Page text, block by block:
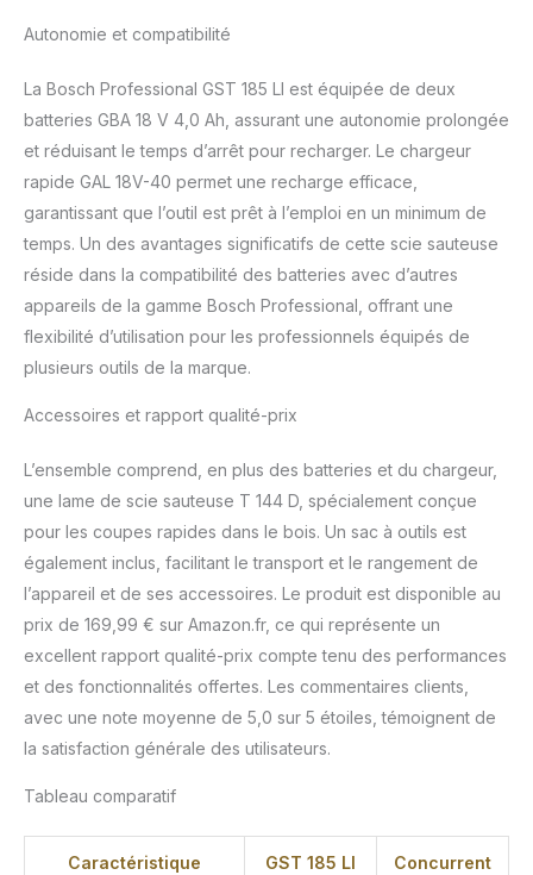
Autonomie et compatibilité
La Bosch Professional GST 185 LI est équipée de deux
batteries GBA 18 V 4,0 Ah, assurant une autonomie prolongée
et réduisant le temps d’arrêt pour recharger. Le chargeur
rapide GAL 18V-40 permet une recharge efficace,
garantissant que l’outil est prêt à l’emploi en un minimum de
temps. Un des avantages significatifs de cette scie sauteuse
réside dans la compatibilité des batteries avec d’autres
appareils de la gamme Bosch Professional, offrant une
flexibilité d’utilisation pour les professionnels équipés de
plusieurs outils de la marque.
Accessoires et rapport qualité-prix
L’ensemble comprend, en plus des batteries et du chargeur,
une lame de scie sauteuse T 144 D, spécialement conçue
pour les coupes rapides dans le bois. Un sac à outils est
également inclus, facilitant le transport et le rangement de
l’appareil et de ses accessoires. Le produit est disponible au
prix de 169,99 € sur Amazon.fr, ce qui représente un
excellent rapport qualité-prix compte tenu des performances
et des fonctionnalités offertes. Les commentaires clients,
avec une note moyenne de 5,0 sur 5 étoiles, témoignent de
la satisfaction générale des utilisateurs.
Tableau comparatif
Caractéristique GST 185 LI Concurrent